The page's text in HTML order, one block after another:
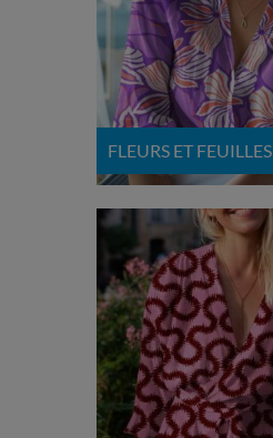
FLEURS ET FEUILLES